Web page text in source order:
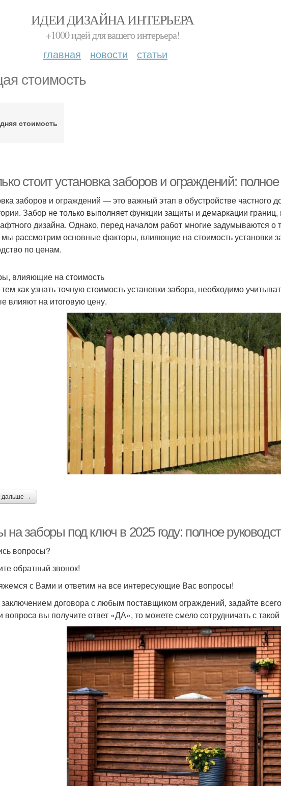
ИДЕИ ДИЗАЙНА ИНТЕРЬЕРА
+1000 идей для вашего интерьера!
главная новости статьи
стоимость
стоимость
стоит установка заборов и ограждений:
заборов и ограждений — это важный этап в обустройстве частного
Забор не только выполняет функции защиты и демаркации
дизайна. Однако, перед началом работ многие задумываются о
мы рассмотрим основные факторы, влияющие на стоимость установки
по ценам.
влияющие на стоимость
как узнать точную стоимость установки забора, необходимо
влияют на итоговую цену.
дальше →
на заборы под ключ в 2025 году: полное
вопросы?
обратный звонок!
с Вами и ответим на все интересующие Вас вопросы!
договора с любым поставщиком ограждений, задайте
вопроса вы получите ответ «ДА», то можете смело сотрудничать с